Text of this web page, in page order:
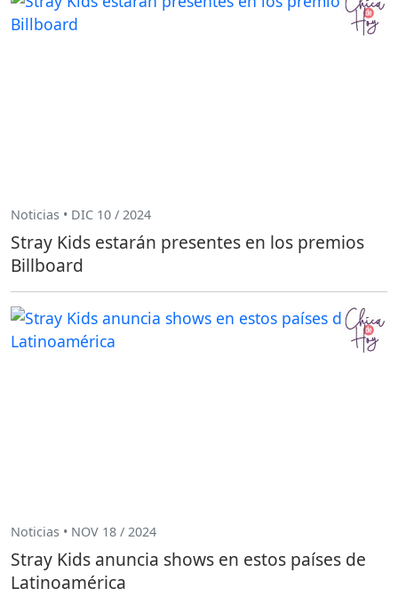
Noticias • DIC 10 / 2024
Stray Kids estarán presentes en los premios
Billboard
Noticias • NOV 18 / 2024
Stray Kids anuncia shows en estos países de
Latinoamérica